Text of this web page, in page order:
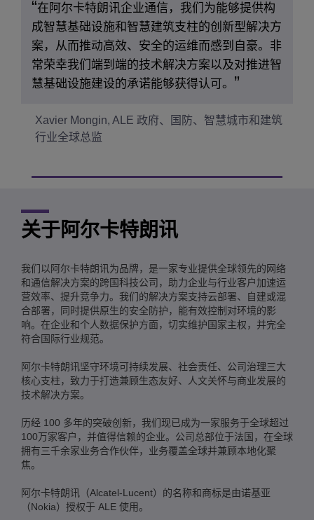
在阿尔卡特朗讯企业通信，我们为能够提供构
成智慧基础设施和智慧建筑支柱的创新型解决方
案，从而推动高效、安全的运维而感到自豪。非
常荣幸我们端到端的技术解决方案以及对推进智
慧基础设施建设的承诺能够获得认可。
Xavier Mongin, ALE 政府、国防、智慧城市和建筑
行业全球总监
关于阿尔卡特朗讯
我们以阿尔卡特朗讯为品牌，是一家专业提供全球领先的网络
和通信解决方案的跨国科技公司，助力企业与行业客户加速运
营效率、提升竞争力。我们的解决方案支持云部署、自建或混
合部署，同时提供原生的安全防护，能有效控制对环境的影
响。在企业和个人数据保护方面，切实维护国家主权，并完全
符合国际行业规范。
阿尔卡特朗讯坚守环境可持续发展、社会责任、公司治理三大
核心支柱，致力于打造兼顾生态友好、人文关怀与商业发展的
技术解决方案。
历经 100 多年的突破创新，我们现已成为一家服务于全球超过
100万家客户，并值得信赖的企业。公司总部位于法国，在全球
拥有三千余家业务合作伙伴，业务覆盖全球并兼顾本地化聚
焦。
阿尔卡特朗讯（Alcatel-Lucent）的名称和商标是由诺基亚
（Nokia）授权于 ALE 使用。